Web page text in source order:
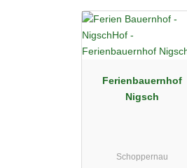
Ferienbauernhof
Nigsch
Schoppernau